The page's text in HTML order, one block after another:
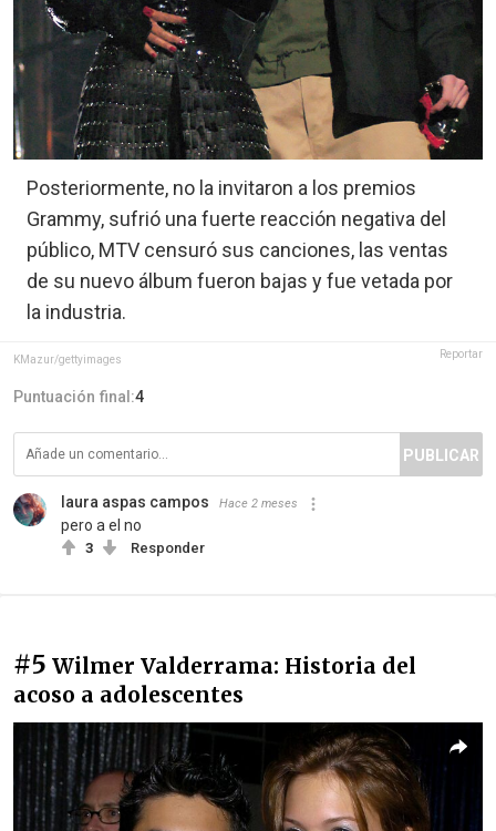
Posteriormente, no la invitaron a los premios
Grammy, sufrió una fuerte reacción negativa del
público, MTV censuró sus canciones, las ventas
de su nuevo álbum fueron bajas y fue vetada por
la industria.
KMazur/gettyimages Reportar
Puntuación final:4
PUBLICAR
laura aspas campos Hace 2 meses
pero a el no
3 Responder
#5 Wilmer Valderrama: Historia del
acoso a adolescentes